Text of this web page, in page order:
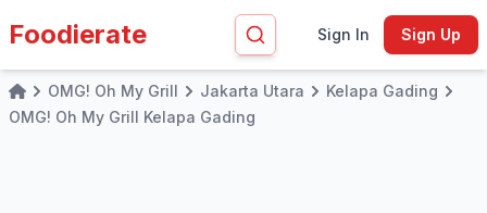
Foodierate Sign In Sign Up
HomeOMG! Oh My Grill Jakarta Utara
Kelapa Gading
OMG! Oh My Grill Kelapa Gading